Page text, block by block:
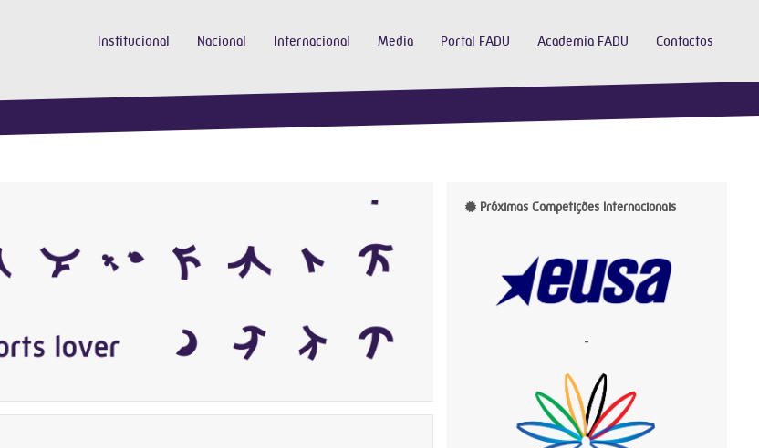
Institucional Nacional Internacional Media Portal FADU Academia FADU Contactos
Próximas Competições Internacionais
-